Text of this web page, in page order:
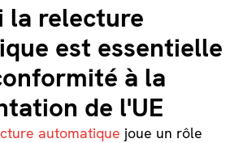
la relecture
est essentielle
à la
de l'UE
automatique joue un rôle